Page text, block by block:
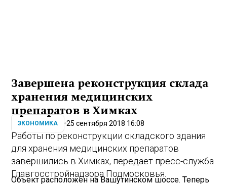
Завершена реконструкция склада
хранения медицинских
препаратов в Химках
ЭКОНОМИКА 25 сентября 2018 16:08
Работы по реконструкции складского здания
для хранения медицинских препаратов
завершились в Химках, передает пресс-служба
Главгосстройнадзора Подмосковья.
Объект расположен на Вашутинском шоссе. Теперь